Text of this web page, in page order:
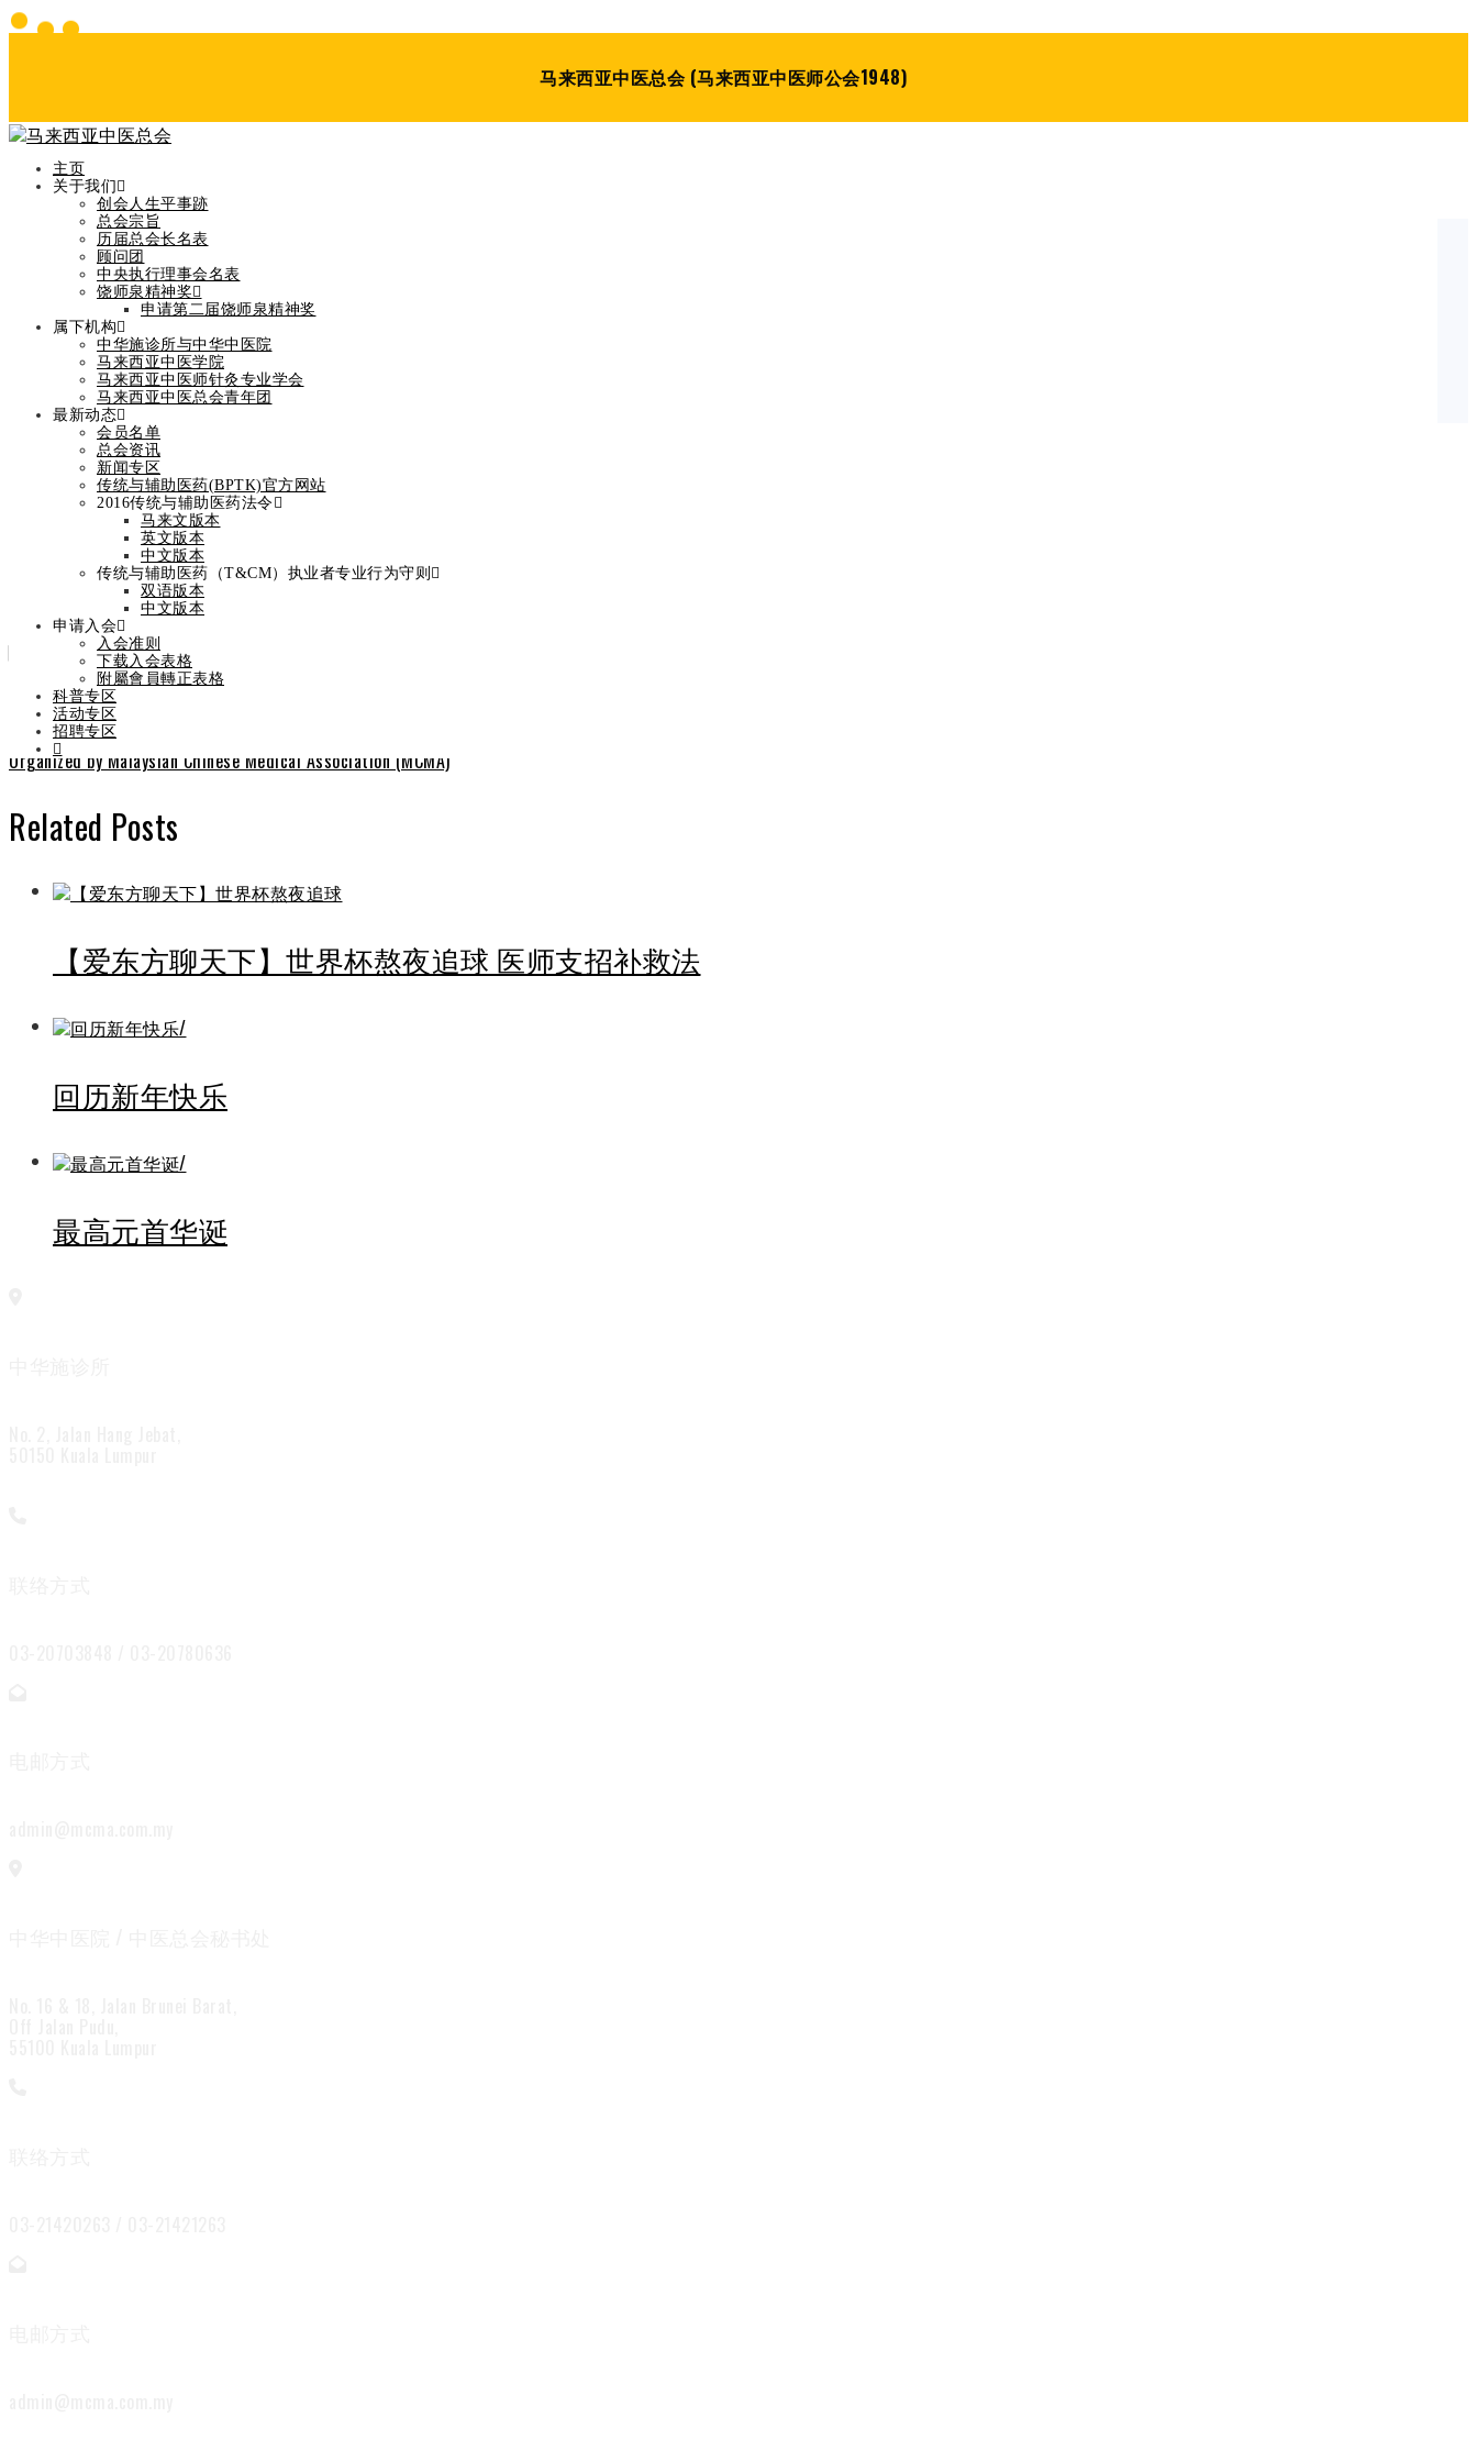
马来西亚中医总会 (马来西亚中医师公会1948)
主页
关于我们
创会人生平事跡
总会宗旨
历届总会长名表
顾问团
中央执行理事会名表
饶师泉精神奖
申请第二届饶师泉精神奖
属下机构
中华施诊所与中华中医院
马来西亚中医学院
马来西亚中医师针灸专业学会
马来西亚中医总会青年团
最新动态
会员名单
总会资讯
新闻专区
传统与辅助医药(BPTK)官方网站
2016传统与辅助医药法令
马来文版本
英文版本
中文版本
传统与辅助医药（T&CM）执业者专业行为守则
双语版本
中文版本
申请入会
入会准则
下载入会表格
附屬會員轉正表格
科普专区
活动专区
招聘专区
Blog Post
Home
假期通知
假期通知
On April 5, 2024
Categories新闻专区
MCMA中华中医院
Facebook
Twitter
LinkedIn
Pinterest
Stumbleupon
Email
Prev 2024第16届台北国际中医药学术论坛
Next 马来西亚中医总会主办中华施诊所欢庆70周年纪念晚宴70th Anniversary Celebration Dinner of the Chinese Medical Aid Department
Organized by Malaysian Chinese Medical Association (MCMA)
Related Posts
【爱东方聊天下】世界杯熬夜追球 医师支招补救法
回历新年快乐
最高元首华诞